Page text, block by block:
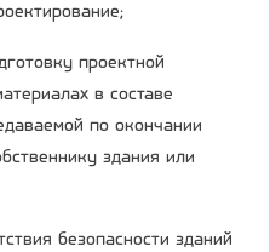
проектной
в составе
по окончании
здания или
безопасности зданий